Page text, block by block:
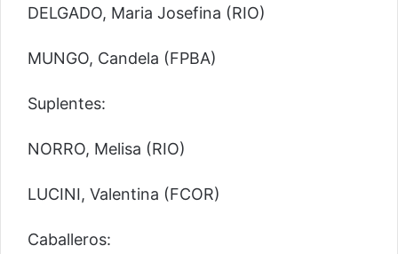
DELGADO, Maria Josefina (RIO)
MUNGO, Candela (FPBA)
Suplentes:
NORRO, Melisa (RIO)
LUCINI, Valentina (FCOR)
Caballeros: